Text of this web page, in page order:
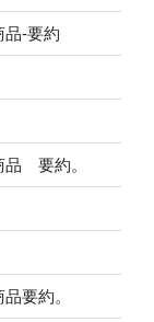
-要約
品 要約。
要約。